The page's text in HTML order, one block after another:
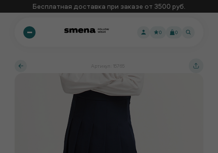
Бесплатная доставка при заказе от 3500 руб.
0
0
Артикул: 15765